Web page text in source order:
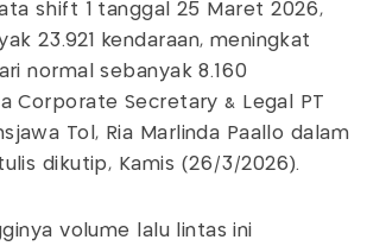
shift 1 tanggal 25 Maret 2026,
23.921 kendaraan, meningkat
normal sebanyak 8.160
Corporate Secretary & Legal PT
Tol, Ria Marlinda Paallo dalam
dikutip, Kamis (26/3/2026).
volume lalu lintas ini